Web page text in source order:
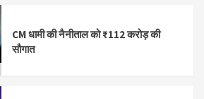
CM धामी की नैनीताल को ₹112 करोड़ की
सौगात